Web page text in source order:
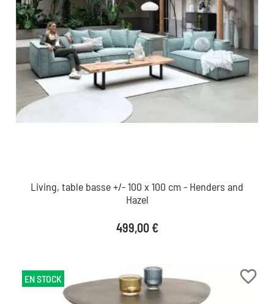
Living, table basse +/- 100 x 100 cm - Henders and
Hazel
Prix
499,00 €
favorite_border
EN STOCK